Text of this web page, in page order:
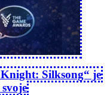
Silksong“ je